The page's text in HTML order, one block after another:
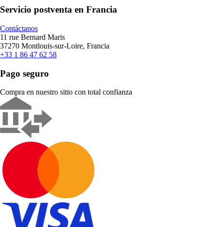
Servicio postventa en Francia
Contáctanos
11 rue Bernard Maris
37270 Montlouis-sur-Loire, Francia
+33 1 86 47 62 58
Pago seguro
Compra en nuestro sitio con total confianza